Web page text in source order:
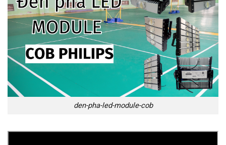
den-pha-led-module-cob